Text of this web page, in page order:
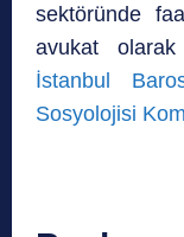
sektöründe
avukat olarak
İstanbul
Sosyolojisi